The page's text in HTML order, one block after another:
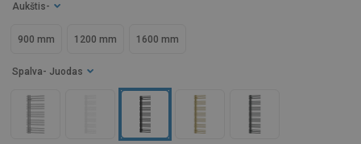
Aukštis-
900 mm 1200 mm 1600 mm
Spalva - Juodas